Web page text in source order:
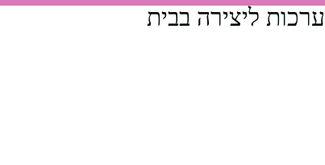
ערכות ליצירה בבית